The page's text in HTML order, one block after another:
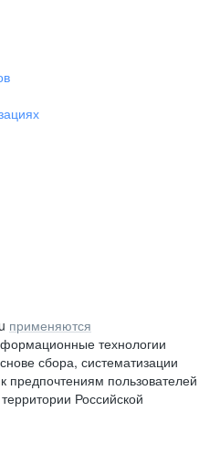
применяются
технологии
сбора, систематизации
предпочтениям пользователей
Российской